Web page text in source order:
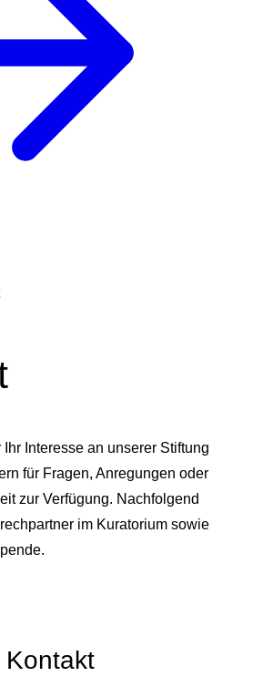
Interesse an unserer Stiftung
für Fragen, Anregungen oder
zur Verfügung. Nachfolgend
im Kuratorium sowie
Kontakt